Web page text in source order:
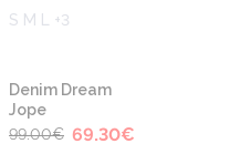
S M L +3
-30%
Denim Dream
Jope
99.00€ 69.30€